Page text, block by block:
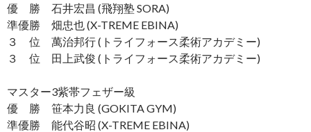
優 勝 石井宏昌 (飛翔塾 SORA)
準優勝 畑忠也 (X-TREME EBINA)
３ 位 萬治邦行 (トライフォース柔術アカデミー)
３ 位 田上武俊 (トライフォース柔術アカデミー)
マスター3紫帯フェザー級
優 勝 笹本力良 (GOKITA GYM)
準優勝 能代谷昭 (X-TREME EBINA)